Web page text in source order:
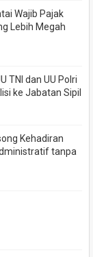
Wajib Pajak
Lebih Megah
TNI dan UU Polri
ke Jabatan Sipil
Kehadiran
tanpa